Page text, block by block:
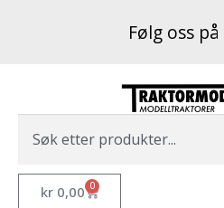
Følg oss på
kr 0,00 0